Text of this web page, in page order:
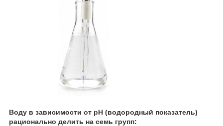
Воду в зависимости от рН (водородный показатель)
рационально делить на семь групп: